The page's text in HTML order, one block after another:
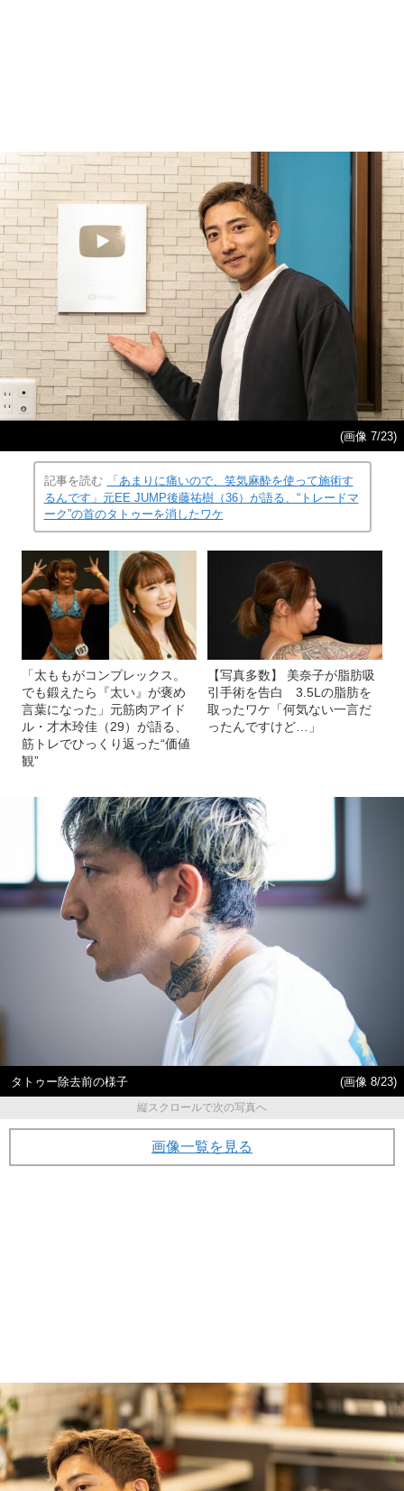
(画像 7/23)
記事を読む
「あまりに痛いので、笑気麻酔を使って施術す
るんです」元EE JUMP後藤祐樹（36）が語る、“トレードマ
ーク”の首のタトゥーを消したワケ
「太ももがコンプレックス。
でも鍛えたら『太い』が褒め
言葉になった」元筋肉アイド
ル・才木玲佳（29）が語る、
筋トレでひっくり返った“価値
観”
【写真多数】 美奈子が脂肪吸
引手術を告白 3.5Lの脂肪を
取ったワケ「何気ない一言だ
ったんですけど…」
タトゥー除去前の様子
(画像 8/23)
縦スクロールで次の写真へ
画像一覧を見る